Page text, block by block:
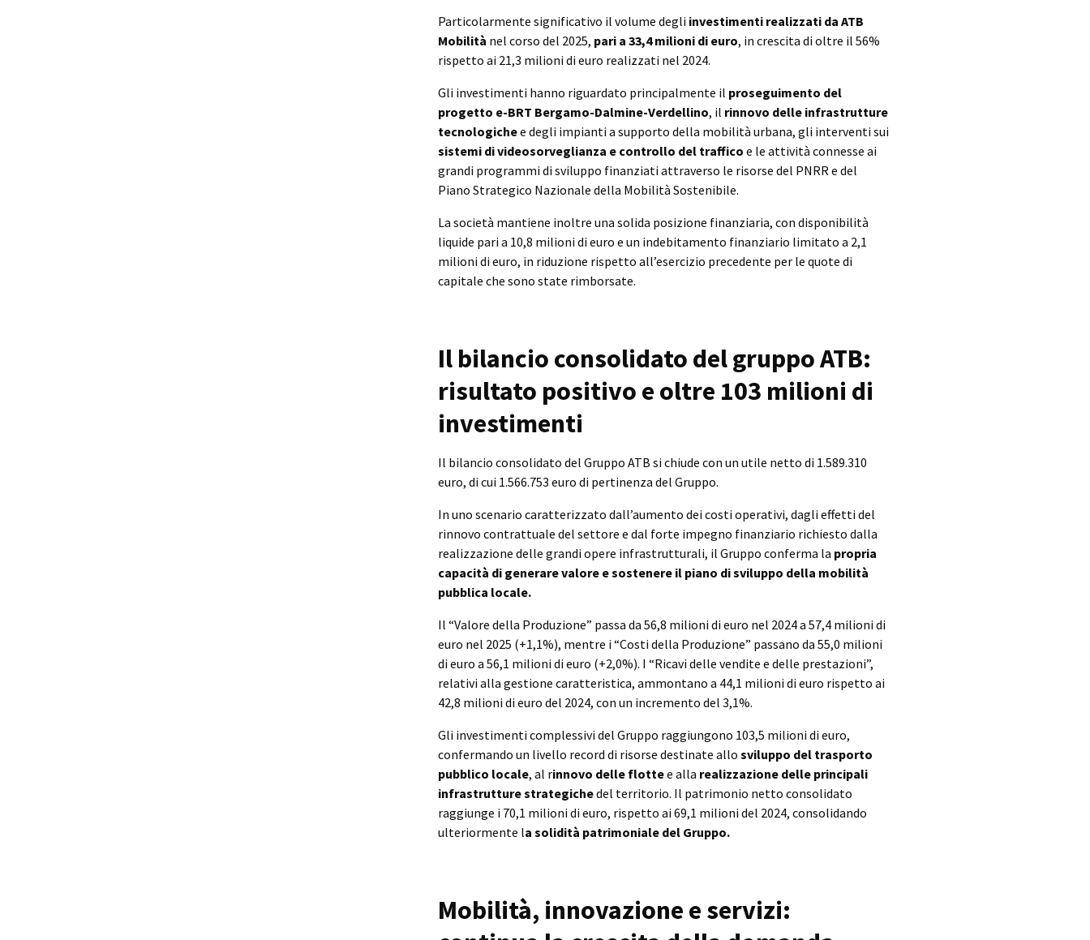
Particolarmente significativo il volume degli investimenti realizzati da ATB
Mobilità nel corso del 2025, pari a 33,4 milioni di euro, in crescita di oltre il 56%
rispetto ai 21,3 milioni di euro realizzati nel 2024.
Gli investimenti hanno riguardato principalmente il proseguimento del
progetto e-BRT Bergamo-Dalmine-Verdellino, il rinnovo delle infrastrutture
tecnologichee degli impianti a supporto della mobilità urbana, gli interventi sui
sistemi di videosorveglianza e controllo del traffico e le attività connesse ai
grandi programmi di sviluppo finanziati attraverso le risorse del PNRR e del
Piano Strategico Nazionale della Mobilità Sostenibile.
La società mantiene inoltre una solida posizione finanziaria, con disponibilità
liquide pari a 10,8 milioni di euro e un indebitamento finanziario limitato a 2,1
milioni di euro, in riduzione rispetto all’esercizio precedente per le quote di
capitale che sono state rimborsate.
Il bilancio consolidato del gruppo ATB:
risultato positivo e oltre 103 milioni di
investimenti
Il bilancio consolidato del Gruppo ATB si chiude con un utile netto di 1.589.310
euro, di cui 1.566.753 euro di pertinenza del Gruppo.
In uno scenario caratterizzato dall’aumento dei costi operativi, dagli effetti del
rinnovo contrattuale del settore e dal forte impegno finanziario richiesto dalla
realizzazione delle grandi opere infrastrutturali, il Gruppo conferma la propria
capacità di generare valore e sostenere il piano di sviluppo della mobilità
pubblica locale.
Il “Valore della Produzione” passa da 56,8 milioni di euro nel 2024 a 57,4 milioni di
euro nel 2025 (+1,1%), mentre i “Costi della Produzione” passano da 55,0 milioni
di euro a 56,1 milioni di euro (+2,0%). I “Ricavi delle vendite e delle prestazioni”,
relativi alla gestione caratteristica, ammontano a 44,1 milioni di euro rispetto ai
42,8 milioni di euro del 2024, con un incremento del 3,1%.
Gli investimenti complessivi del Gruppo raggiungono 103,5 milioni di euro,
confermando un livello record di risorse destinate allo sviluppo del trasporto
pubblico locale, al rinnovo delle flottee alla realizzazione delle principali
infrastrutture strategichedel territorio. Il patrimonio netto consolidato
raggiunge i 70,1 milioni di euro, rispetto ai 69,1 milioni del 2024, consolidando
ulteriormente la solidità patrimoniale del Gruppo.
Mobilità, innovazione e servizi: